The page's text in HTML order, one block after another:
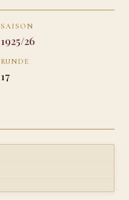
SAISON
1925/26
RUNDE
17